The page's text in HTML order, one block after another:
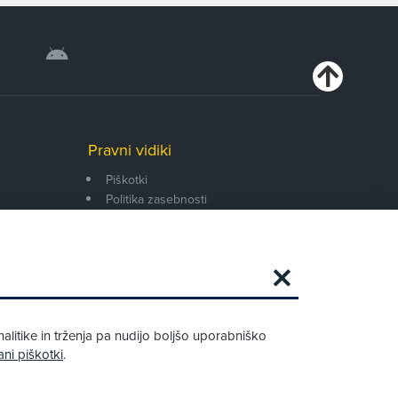
Obstoječi in novi AMZS člani, ki boste v
Pravni vidiki
Piškotki
Politika zasebnosti
in trženja pa nudijo boljšo uporabniško
piškotki.